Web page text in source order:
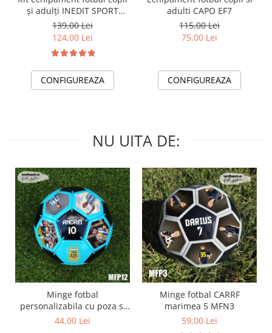
și adulți INEDIT SPORT
PEF22C
139,00 Lei
124,00 Lei
CONFIGUREAZA
adulti CAPO EF7
115,00 Lei
75,00 Lei
CONFIGUREAZA
NU UITA DE:
Minge fotbal
personalizabila cu poza si
text MFN12
44,00 Lei
Minge fotbal CARRF
marimea 5 MFN3
59,00 Lei